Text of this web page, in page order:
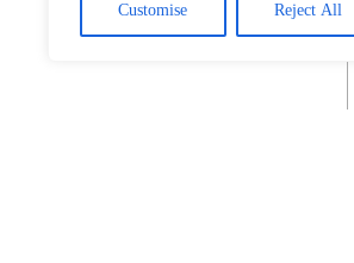
Customise Reject All